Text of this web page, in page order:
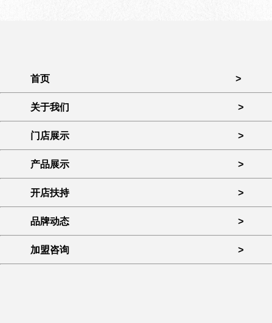
首页 >
关于我们 >
门店展示 >
产品展示 >
开店扶持 >
品牌动态 >
加盟咨询 >